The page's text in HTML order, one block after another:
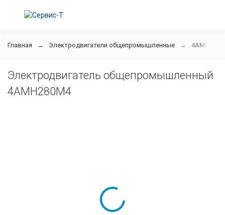
Главная Электродвигатели общепромышленные
Электродвигатель общепромышленный
4АМН280М4